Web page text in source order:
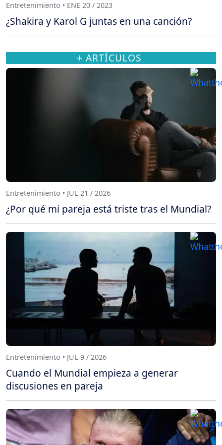
Entretenimiento • ENE 20 / 2023
¿Shakira y Karol G juntas en una canción?
+ ARTÍCULOS
Entretenimiento • JUL 21 / 2026
¿Por qué mi pareja está triste tras el Mundial?
Entretenimiento • JUL 9 / 2026
Cuando el Mundial empieza a generar
discusiones en pareja